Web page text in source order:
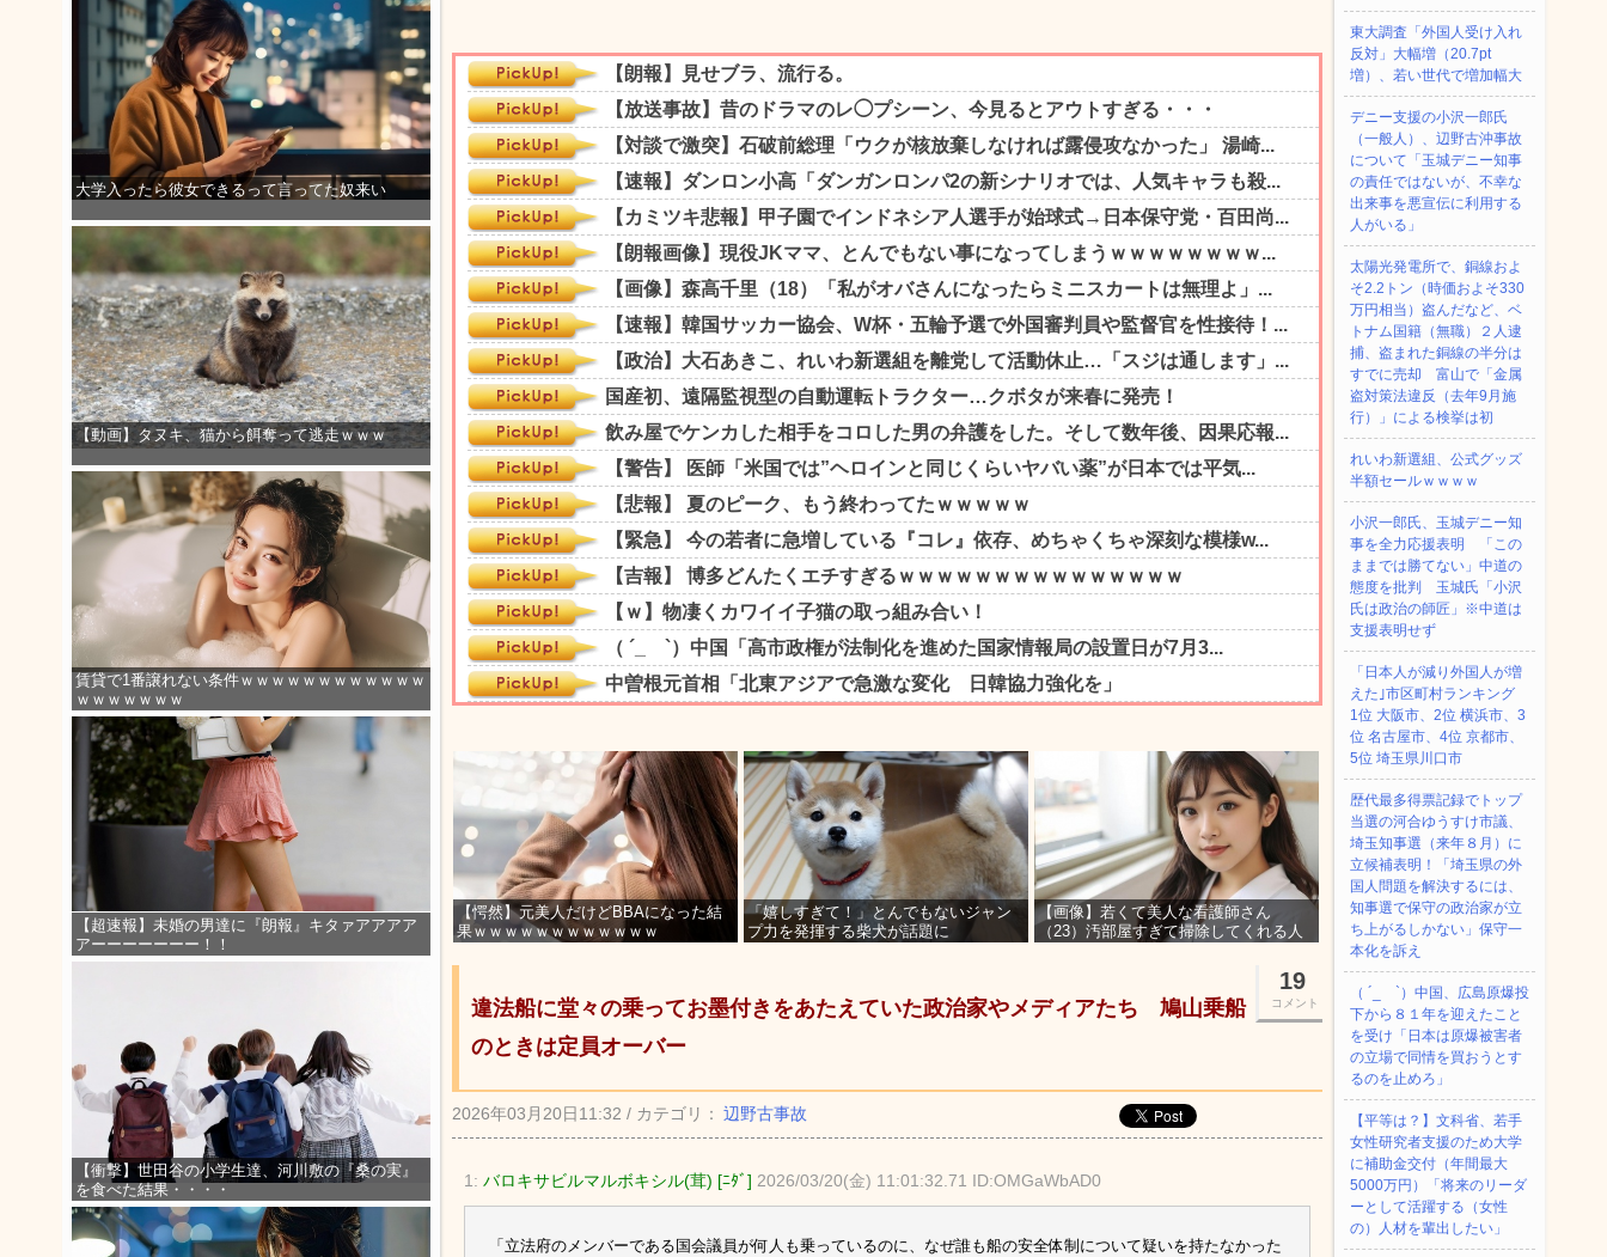
大学入ったら彼女できるって言ってた奴来い
【動画】タヌキ、猫から餌奪って逃走ｗｗｗ
賃貸で1番譲れない条件ｗｗｗｗｗｗｗｗｗｗｗｗ
ｗｗｗｗｗｗｗ
【超速報】未婚の男達に『朗報』キタァアアアア
アーーーーーーー！！
【衝撃】世田谷の小学生達、河川敷の『桑の実』
を食べた結果・・・・
【愕然】元美人だけどBBAになった結
果ｗｗｗｗｗｗｗｗｗｗｗｗ
「嬉しすぎて！」とんでもないジャン
プ力を発揮する柴犬が話題に
【画像】若くて美人な看護師さん
（23）汚部屋すぎて掃除してくれる人
19
コメント
違法船に堂々の乗ってお墨付きをあたえていた政治家やメディアたち 鳩山乗船
のときは定員オーバー
2026年03月20日11:32 / カテゴリ： 辺野古事故
1: バロキサビルマルボキシル(茸) [ﾆﾀﾞ] 2026/03/20(金) 11:01:32.71 ID:OMGaWbAD0
「立法府のメンバーである国会議員が何人も乗っているのに、なぜ誰も船の安全体制について疑いを持たなかった
東大調査「外国人受け入れ
反対」大幅増（20.7pt
増）、若い世代で増加幅大
デニー支援の小沢一郎氏
（一般人）、辺野古沖事故
について「玉城デニー知事
の責任ではないが、不幸な
出来事を悪宣伝に利用する
人がいる」
太陽光発電所で、銅線およ
そ2.2トン（時価およそ330
万円相当）盗んだなど、ベ
トナム国籍（無職）２人逮
捕、盗まれた銅線の半分は
すでに売却 富山で「金属
盗対策法違反（去年9月施
行）」による検挙は初
れいわ新選組、公式グッズ
半額セールｗｗｗｗ
小沢一郎氏、玉城デニー知
事を全力応援表明 「この
ままでは勝てない」中道の
態度を批判 玉城氏「小沢
氏は政治の師匠」※中道は
支援表明せず
「日本人が減り外国人が増
えた｣市区町村ランキング
1位 大阪市、2位 横浜市、3
位 名古屋市、4位 京都市、
5位 埼玉県川口市
歴代最多得票記録でトップ
当選の河合ゆうすけ市議、
埼玉知事選（来年８月）に
立候補表明！「埼玉県の外
国人問題を解決するには、
知事選で保守の政治家が立
ち上がるしかない」保守一
本化を訴え
（ ´_ゝ`）中国、広島原爆投
下から８１年を迎えたこと
を受け「日本は原爆被害者
の立場で同情を買おうとす
るのを止めろ」
【平等は？】文科省、若手
女性研究者支援のため大学
に補助金交付（年間最大
5000万円）「将来のリーダ
ーとして活躍する（女性
の）人材を輩出したい」